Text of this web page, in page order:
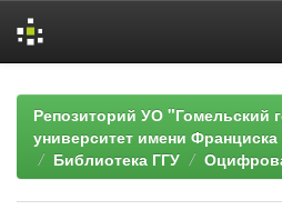
navigationРепозиторий УО "Гомельский
университет имени
Библиотека ГГУ